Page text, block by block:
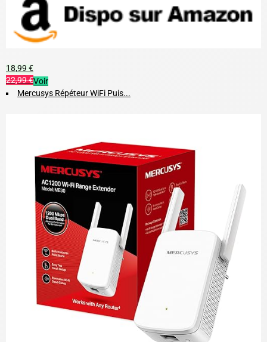
18,99 €
22,99 €Voir
Mercusys Répéteur WiFi Puis...